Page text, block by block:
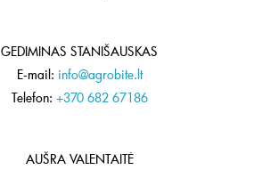
GEDIMINAS STANIŠAUSKAS
E-mail: info@agrobite.lt
Telefon: +370 682 67186
AUŠRA VALENTAITĖ